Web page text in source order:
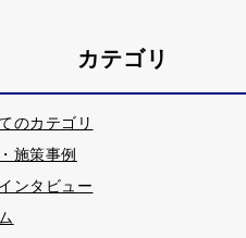
カテゴリ
のカテゴリ
施策事例
ンタビュー